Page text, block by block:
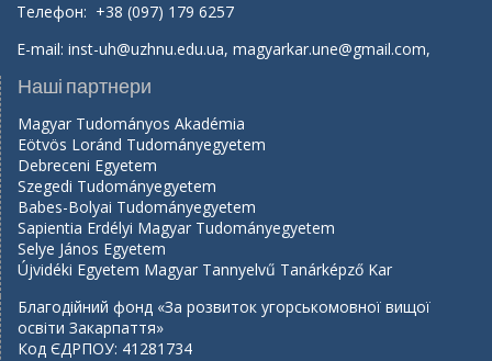
Телефон: +38 (097) 179 6257
E-mail: inst-uh@uzhnu.edu.ua, magyarkar.une@gmail.com,
Наші партнери
Magyar Tudományos Akadémia
Eötvös Loránd Tudományegyetem
Debreceni Egyetem
Szegedi Tudományegyetem
Babes-Bolyai Tudományegyetem
Sapientia Erdélyi Magyar Tudományegyetem
Selye János Egyetem
Újvidéki Egyetem Magyar Tannyelvű Tanárképző Kar
Благодійний фонд «За розвиток угорськомовної вищої
освіти Закарпаття»
Код ЄДРПОУ: 41281734